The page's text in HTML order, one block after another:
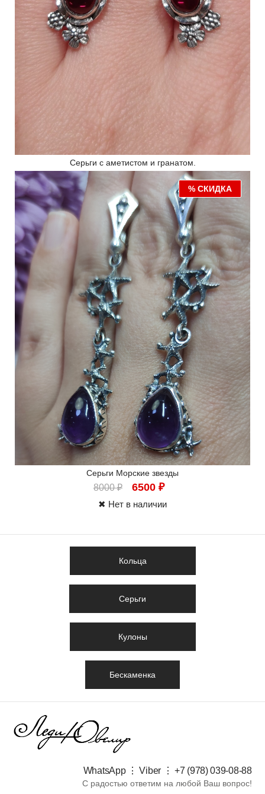
Серьги с аметистом и гранатом.
% СКИДКА
Серьги Морские звезды
8000₽ 6500 ₽
✖ Нет в наличии
Кольца
Серьги
Кулоны
Бескаменка
WhatsApp ⋮ Viber ⋮ +7 (978) 039-08-88​
С радостью ответим на любой Ваш вопрос!